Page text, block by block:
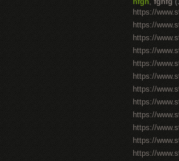
https://
https://
https://
https://
https://
https://
https://
https://
https://
https://
https://
https://